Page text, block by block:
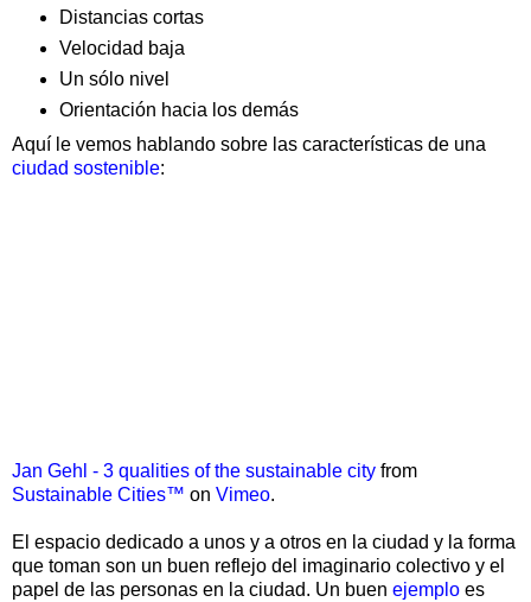
Distancias cortas
Velocidad baja
Un sólo nivel
Orientación hacia los demás
Aquí le vemos hablando sobre las características de una
ciudad sostenible:
Jan Gehl - 3 qualities of the sustainable city from
Sustainable Cities™ on Vimeo.
El espacio dedicado a unos y a otros en la ciudad y la forma
que toman son un buen reflejo del imaginario colectivo y el
papel de las personas en la ciudad. Un buen ejemplo es